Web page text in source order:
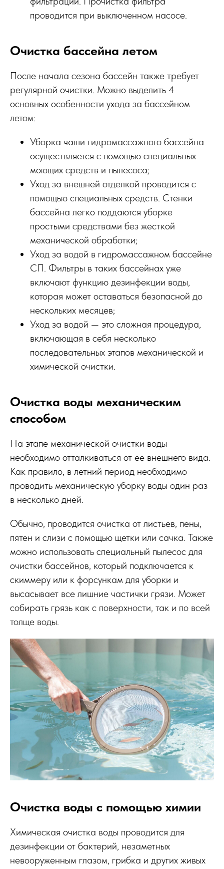
проводится при выключенном насосе.
Очистка бассейна летом
После начала сезона бассейн также требует
регулярной очистки. Можно выделить 4
основных особенности ухода за бассейном
летом:
Уборка чаши гидромассажного бассейна
осуществляется с помощью специальных
моющих средств и пылесоса;
Уход за внешней отделкой проводится с
помощью специальных средств. Стенки
бассейна легко поддаются уборке
простыми средствами без жесткой
механической обработки;
Уход за водой в гидромассажном бассейне
СП. Фильтры в таких бассейнах уже
включают функцию дезинфекции воды,
которая может оставаться безопасной до
нескольких месяцев;
Уход за водой — это сложная процедура,
включающая в себя несколько
последовательных этапов механической и
химической очистки.
Очистка воды механическим
способом
На этапе механической очистки воды
необходимо отталкиваться от ее внешнего вида.
Как правило, в летний период необходимо
проводить механическую уборку воды один раз
в несколько дней.
Обычно, проводится очистка от листьев, пены,
пятен и слизи с помощью щетки или сачка. Также
можно использовать специальный пылесос для
очистки бассейнов, который подключается к
скиммеру или к форсункам для уборки и
высасывает все лишние частички грязи. Может
собирать грязь как с поверхности, так и по всей
толще воды.
Очистка воды с помощью химии
Химическая очистка воды проводится для
дезинфекции от бактерий, незаметных
невооруженным глазом, грибка и других живых